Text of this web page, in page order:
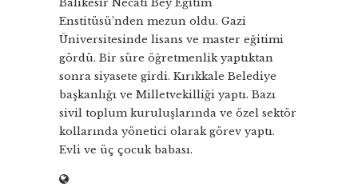
Enstitüsü’nden mezun oldu. Gazi
Üniversitesinde lisans ve master eğitimi
gördü. Bir süre öğretmenlik yaptıktan
sonra siyasete girdi. Kırıkkale Belediye
başkanlığı ve Milletvekilliği yaptı. Bazı
sivil toplum kuruluşlarında ve özel sektör
kollarında yönetici olarak görev yaptı.
Evli ve üç çocuk babası.